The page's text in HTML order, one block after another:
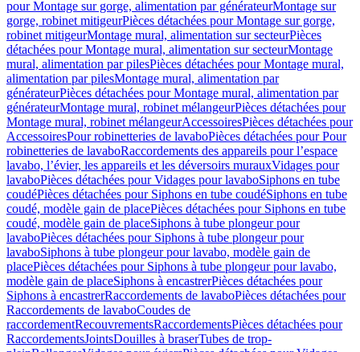
pour Montage sur gorge, alimentation par générateurMontage sur
gorge, robinet mitigeurPièces détachées pour Montage sur gorge,
robinet mitigeurMontage mural, alimentation sur secteurPièces
détachées pour Montage mural, alimentation sur secteurMontage
mural, alimentation par pilesPièces détachées pour Montage mural,
alimentation par pilesMontage mural, alimentation par
générateurPièces détachées pour Montage mural, alimentation par
générateurMontage mural, robinet mélangeurPièces détachées pour
Montage mural, robinet mélangeurAccessoiresPièces détachées pour
AccessoiresPour robinetteries de lavaboPièces détachées pour Pour
robinetteries de lavaboRaccordements des appareils pour l’espace
lavabo, l’évier, les appareils et les déversoirs murauxVidages pour
lavaboPièces détachées pour Vidages pour lavaboSiphons en tube
coudéPièces détachées pour Siphons en tube coudéSiphons en tube
coudé, modèle gain de placePièces détachées pour Siphons en tube
coudé, modèle gain de placeSiphons à tube plongeur pour
lavaboPièces détachées pour Siphons à tube plongeur pour
lavaboSiphons à tube plongeur pour lavabo, modèle gain de
placePièces détachées pour Siphons à tube plongeur pour lavabo,
modèle gain de placeSiphons à encastrerPièces détachées pour
Siphons à encastrerRaccordements de lavaboPièces détachées pour
Raccordements de lavaboCoudes de
raccordementRecouvrementsRaccordementsPièces détachées pour
RaccordementsJointsDouilles à braserTubes de trop-